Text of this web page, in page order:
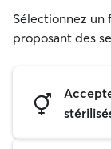
Sélectionnez
proposant des